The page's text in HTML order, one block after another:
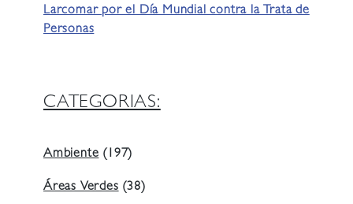
Larcomar por el Día Mundial contra la Trata de
Personas
CATEGORIAS:
Ambiente(197)
Áreas Verdes(38)